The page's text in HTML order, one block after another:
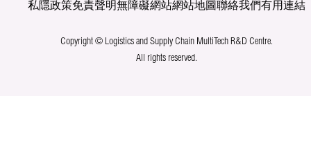
私隱政策免責聲明無障礙網站網站地圖聯絡我們有用連結
Copyright © Logistics and Supply Chain MultiTech R&D Centre.
All rights reserved.